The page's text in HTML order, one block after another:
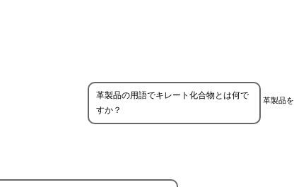
革製品
革製品の用語でキレート化合物とは何で
すか？